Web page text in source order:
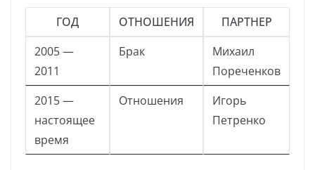
ГОД ОТНОШЕНИЯ
ПАРТНЕР
2005 —
2011
Брак
Михаил
Пореченков
2015 —
настоящее
время
Отношения
Игорь
Петренко